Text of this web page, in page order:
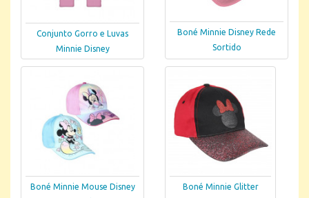
Conjunto Gorro e Luvas
Minnie Disney
Boné Minnie Disney Rede
Sortido
Boné Minnie Mouse Disney
Boné Minnie Glitter